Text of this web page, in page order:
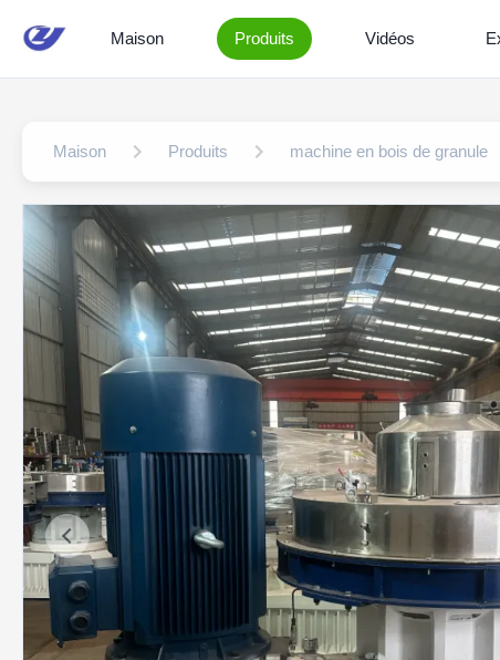
Maison Produits Vidéos
Maison Produits machine en bois de granule